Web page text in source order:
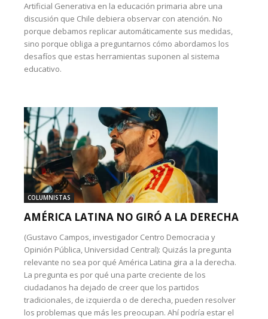
Artificial Generativa en la educación primaria abre una
discusión que Chile debiera observar con atención. No
porque debamos replicar automáticamente sus medidas,
sino porque obliga a preguntarnos cómo abordamos los
desafíos que estas herramientas suponen al sistema
educativo.
COLUMNISTAS
AMÉRICA LATINA NO GIRÓ A LA DERECHA
(Gustavo Campos, investigador Centro Democracia y
Opinión Pública, Universidad Central): Quizás la pregunta
relevante no sea por qué América Latina gira a la derecha.
La pregunta es por qué una parte creciente de los
ciudadanos ha dejado de creer que los partidos
tradicionales, de izquierda o de derecha, pueden resolver
los problemas que más les preocupan. Ahí podría estar el